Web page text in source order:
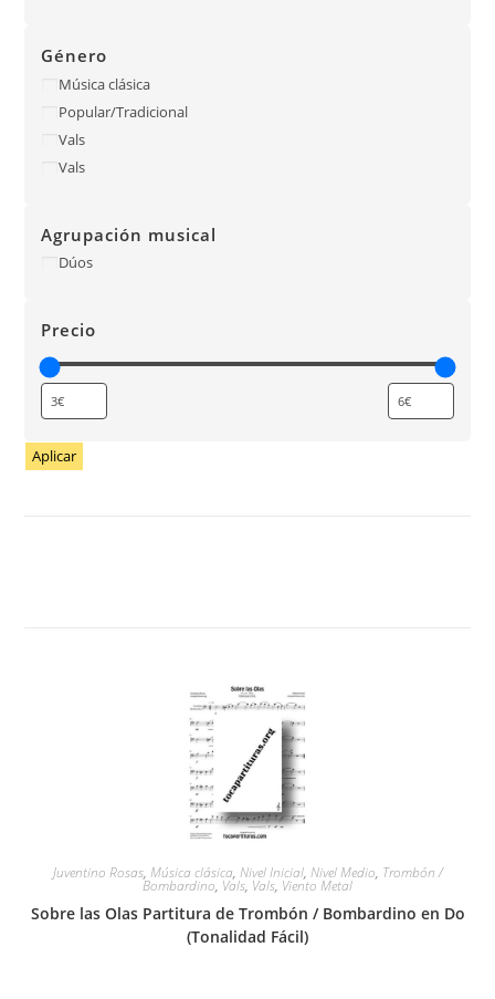
Género
Música clásica
Popular/Tradicional
Vals
Vals
Agrupación musical
Dúos
Precio
Aplicar
Juventino Rosas, Música clásica, Nivel Inicial, Nivel Medio, Trombón /
Bombardino, Vals, Vals, Viento Metal
Sobre las Olas Partitura de Trombón / Bombardino en Do
(Tonalidad Fácil)